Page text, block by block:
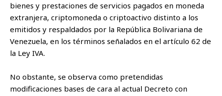
bienes y prestaciones de servicios pagados en moneda
extranjera, criptomoneda o criptoactivo distinto a los
emitidos y respaldados por la República Bolivariana de
Venezuela, en los términos señalados en el artículo 62 de
la Ley IVA.
No obstante, se observa como pretendidas
modificaciones bases de cara al actual Decreto con